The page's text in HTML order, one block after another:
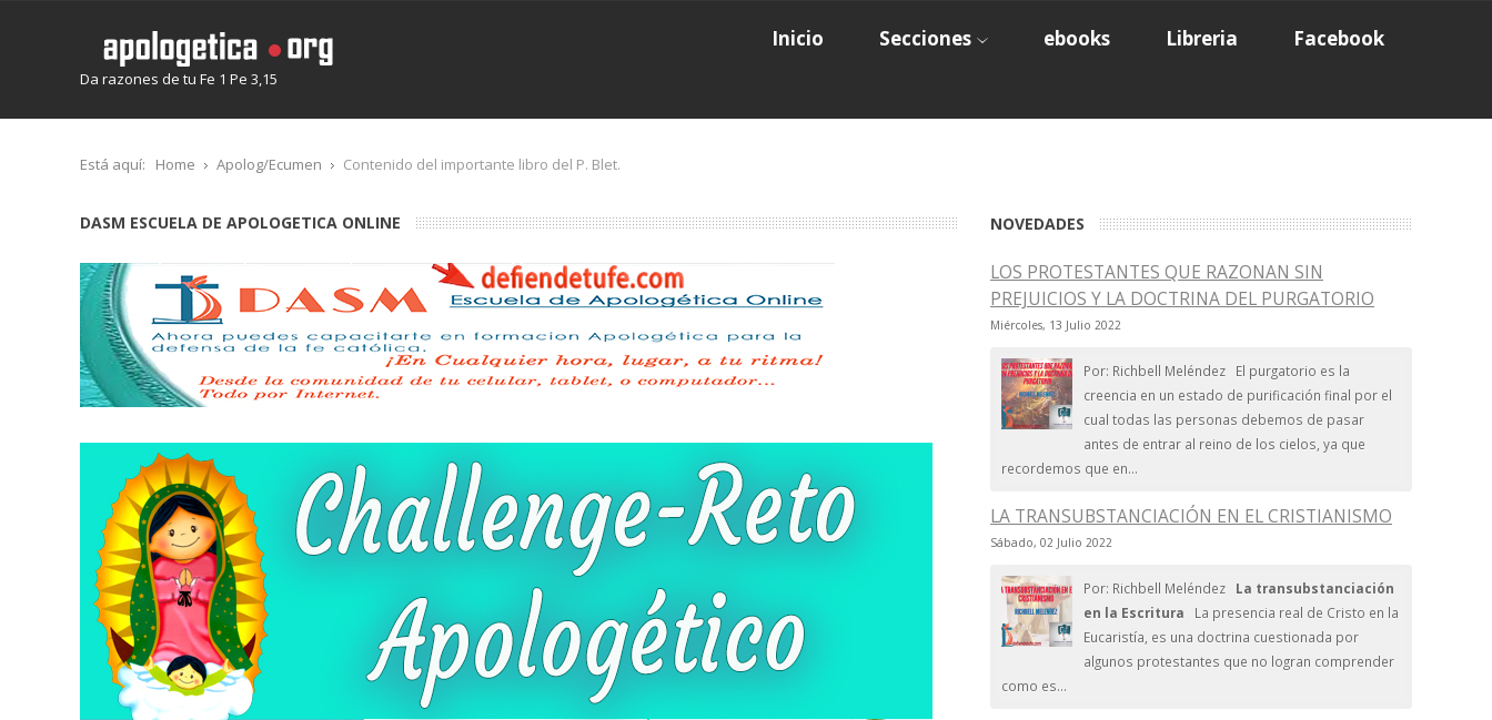
Da razones de tu Fe 1 Pe 3,15
Inicio Secciones ebooks Libreria Facebook
Está aquí: Home Apolog/Ecumen Contenido del importante libro del P. Blet.
DASM ESCUELA DE APOLOGETICA ONLINE NOVEDADES
LOS PROTESTANTES QUE RAZONAN SIN
PREJUICIOS Y LA DOCTRINA DEL PURGATORIO
Miércoles, 13 Julio 2022
Por: Richbell Meléndez El purgatorio es la
creencia en un estado de purificación final por el
cual todas las personas debemos de pasar
antes de entrar al reino de los cielos, ya que
recordemos que en...
LA TRANSUBSTANCIACIÓN EN EL CRISTIANISMO
Sábado, 02 Julio 2022
Por: Richbell Meléndez La transubstanciación
en la Escritura La presencia real de Cristo en la
Eucaristía, es una doctrina cuestionada por
algunos protestantes que no logran comprender
como es...